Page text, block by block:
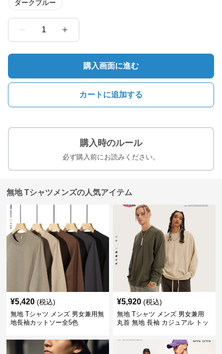
ダークブルー
1
購入画面に進む
カートに追加する
購入時のルール
必ず購入前にお読みください。
無地 Tシャツメンズの人気アイテム
¥5,420 (税込)
無地 Tシャツ メンズ 男女兼用無
地長袖カットソー全5色
¥5,920 (税込)
無地 Tシャツ メンズ 男女兼用
丸首 無地 長袖 カジュアル トッ